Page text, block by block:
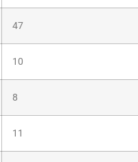
47
10
8
11